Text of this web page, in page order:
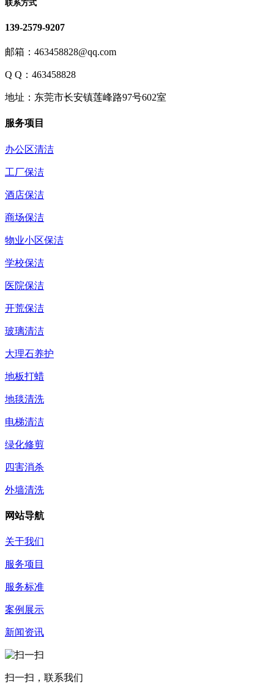
联系方式
139-2579-9207
邮箱：463458828@qq.com
Q Q：463458828
地址：东莞市长安镇莲峰路97号602室
服务项目
办公区清洁
工厂保洁
酒店保洁
商场保洁
物业小区保洁
学校保洁
医院保洁
开荒保洁
玻璃清洁
大理石养护
地板打蜡
地毯清洗
电梯清洁
绿化修剪
四害消杀
外墙清洗
网站导航
关于我们
服务项目
服务标准
案例展示
新闻资讯
扫一扫，联系我们